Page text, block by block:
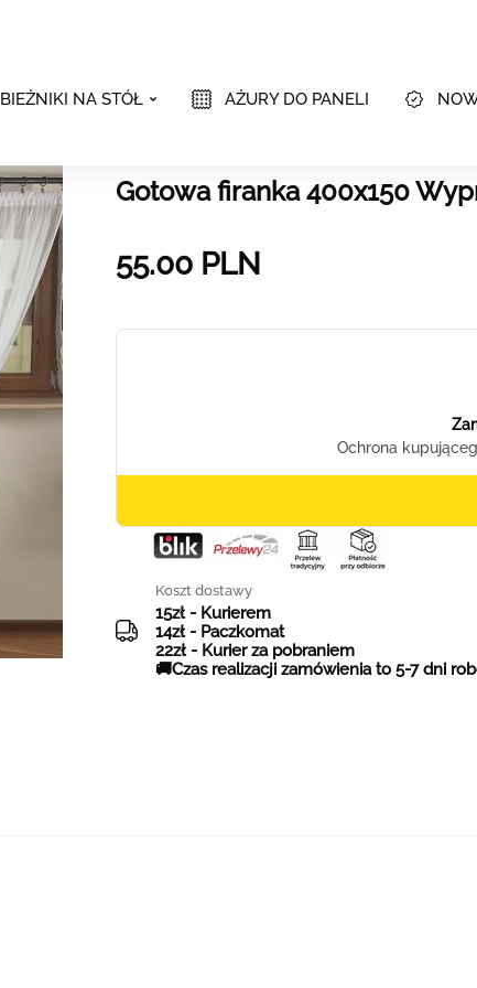
BIEŻNIKI NA STÓŁ AŻURY DO PANELI
Gotowa firanka 400x150
55.00 PLN
Koszt dostawy
15zł - Kurierem
14zł - Paczkomat
22zł - Kurier za pobraniem
🚚Czas realizacji zamówienia to 5-7 dni